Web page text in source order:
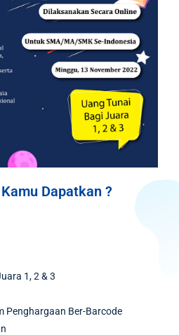
Dapatkan ?
1, 2 & 3
Penghargaan Ber-Barcode